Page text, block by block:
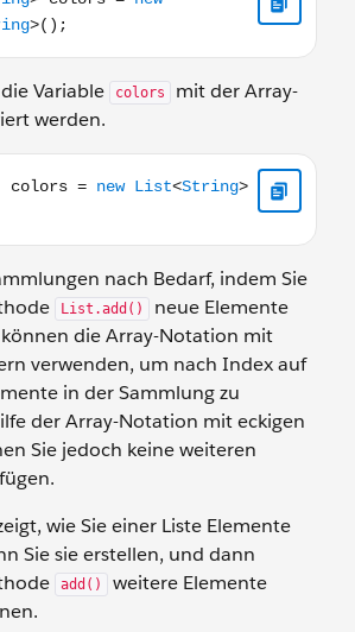
Variable colors
mit der Array-
werden.
nach Bedarf, indem Sie
List.add()
neue Elemente
die Array-Notation mit
verwenden, um nach Index auf
in der Sammlung zu
der Array-Notation mit eckigen
Sie jedoch keine weiteren
wie Sie einer Liste Elemente
Sie sie erstellen, und dann
add()
weitere Elemente